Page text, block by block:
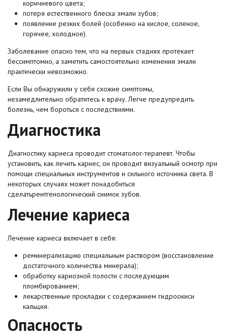
коричневого цвета;
потеря естественного блеска эмали зубов;
появление резких болей (особенно на кислое, соленое,
горячее, холодное).
Заболевание опасно тем, что на первых стадиях протекает
бессимптомно, а заметить самостоятельно изменения эмали
практически невозможно.
Если Вы обнаружили у себя схожие симптомы,
незамедлительно обратитесь к врачу. Легче предупредить
болезнь, чем бороться с последствиями.
Диагностика
Диагностику кариеса проводит стоматолог-терапевт. Чтобы
установить, как лечить кариес, он проводит визуальный осмотр при
помощи специальных инструментов и сильного источника света. В
некоторых случаях может понадобиться
сделатьрентгенологический снимок зубов.
Лечение кариеса
Лечение кариеса включает в себя:
реминерализацию специальным раствором (восстановление
достаточного количества минерала);
обработку кариозной полости с последующим
пломбированием;
лекарственные прокладки с содержанием гидроокиси
кальция.
Опасность